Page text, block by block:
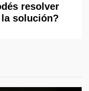
resolver
solución?